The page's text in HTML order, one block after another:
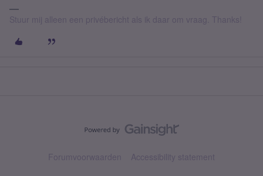
Stuur mij alleen een privébericht als ik daar om vraag. Thanks!
Forumvoorwaarden Accessibility statement